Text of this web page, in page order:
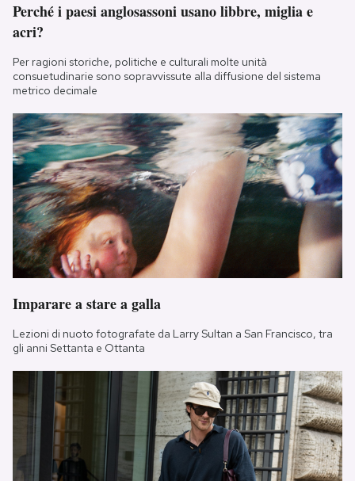
Perché i paesi anglosassoni usano libbre, miglia e
acri?
Per ragioni storiche, politiche e culturali molte unità
consuetudinarie sono sopravvissute alla diffusione del sistema
metrico decimale
Imparare a stare a galla
Lezioni di nuoto fotografate da Larry Sultan a San Francisco, tra
gli anni Settanta e Ottanta